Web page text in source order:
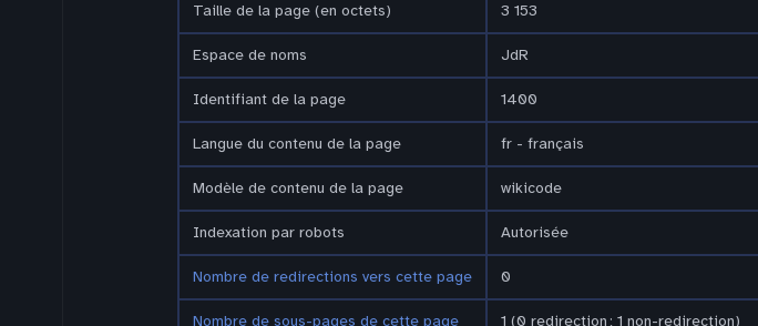
Taille de la page (en octets) 3 153
Espace de noms JdR
Identifiant de la page 1400
Langue du contenu de la page fr - français
Modèle de contenu de la page wikicode
Indexation par robots Autorisée
Nombre de redirections vers cette page 0
Nombre de sous-pages de cette page 1 (0 redirection ; 1 non-redirection)